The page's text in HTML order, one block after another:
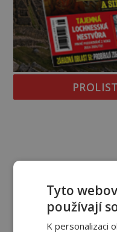
Tyto
používají
K personalizaci